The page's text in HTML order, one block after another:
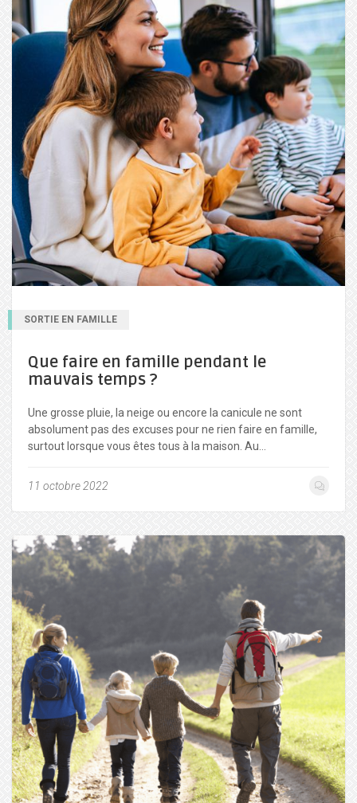
SORTIE EN FAMILLE
Que faire en famille pendant le
mauvais temps ?
Une grosse pluie, la neige ou encore la canicule ne sont
absolument pas des excuses pour ne rien faire en famille,
surtout lorsque vous êtes tous à la maison. Au…
11 octobre 2022